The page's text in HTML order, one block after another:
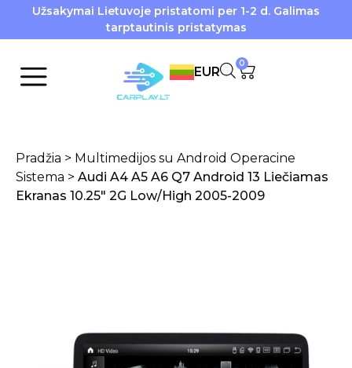
Užsakymai Lietuvoje pristatomi per 1-2 d. Galimas
tarptautinis pristatymas
EUR
0
Pradžia > Multimedijos su Android Operacine
Sistema > Audi A4 A5 A6 Q7 Android 13 Liečiamas
Ekranas 10.25″ 2G Low/High 2005-2009